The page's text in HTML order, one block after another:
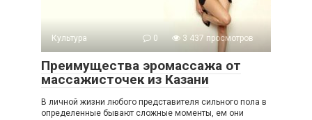
Культура 0 3 437 просмотров
Преимущества эромассажа от
массажисточек из Казани
В личной жизни любого представителя сильного пола в
определенные бывают сложные моменты, ем они